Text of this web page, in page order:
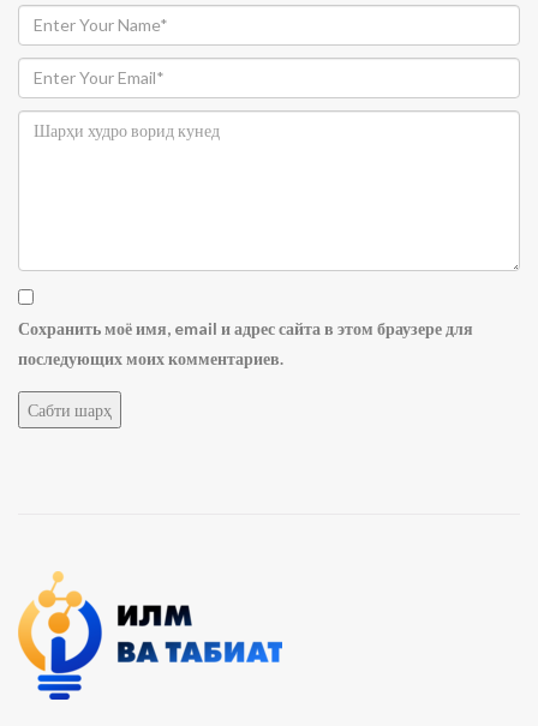
Сохранить моё имя, email и адрес сайта в этом браузере для
последующих моих комментариев.